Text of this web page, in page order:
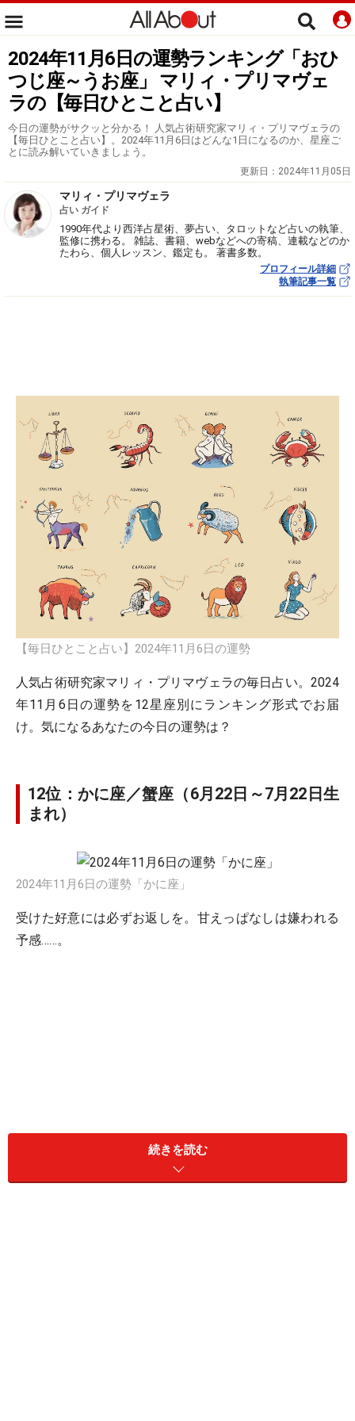
2024年11月6日の運勢ランキング「おひ
つじ座～うお座」 マリィ・プリマヴェ
ラの【毎日ひとこと占い】
今日の運勢がサクッと分かる！ 人気占術研究家マリィ・プリマヴェラの
【毎日ひとこと占い】。2024年11月6日はどんな1日になるのか、星座ご
とに読み解いていきましょう。
更新日： 2024年11月05日
マリィ・プリマヴェラ
占い ガイド
1990年代より西洋占星術、夢占い、タロットなど占いの執筆、
監修に携わる。 雑誌、書籍、webなどへの寄稿、連載などのか
たわら、個人レッスン、鑑定も。 著書多数。
プロフィール詳細
執筆記事一覧
【毎日ひとこと占い】2024年11月6日の運勢
人気占術研究家マリィ・プリマヴェラの毎日占い。2024
年11月6日の運勢を12星座別にランキング形式でお届
け。気になるあなたの今日の運勢は？
12位：かに座／蟹座（6月22日～7月22日生
まれ）
2024年11月6日の運勢「かに座」
受けた好意には必ずお返しを。甘えっぱなしは嫌われる
予感……。
続きを読む